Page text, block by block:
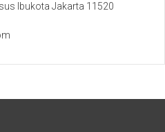
Ibukota Jakarta 11520